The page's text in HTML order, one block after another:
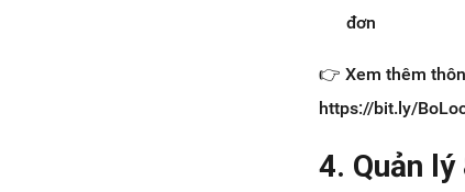
đơn
👉 Xem thêm
https://bit.ly/
4. Quản